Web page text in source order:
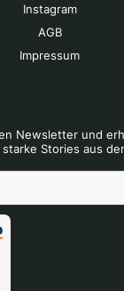
Instagram
AGB
Impressum
Newsletter und
Stories aus